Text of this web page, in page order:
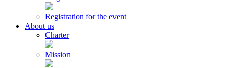
Registration for the event
About us
Charter
Mission